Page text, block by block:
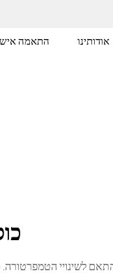
אודותינו התאמה
לשינויי הטמפרטורה.